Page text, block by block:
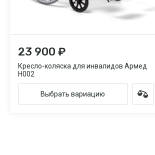
23 900 ₽
Кресло-коляска для инвалидов Армед
H002
Выбрать вариацию